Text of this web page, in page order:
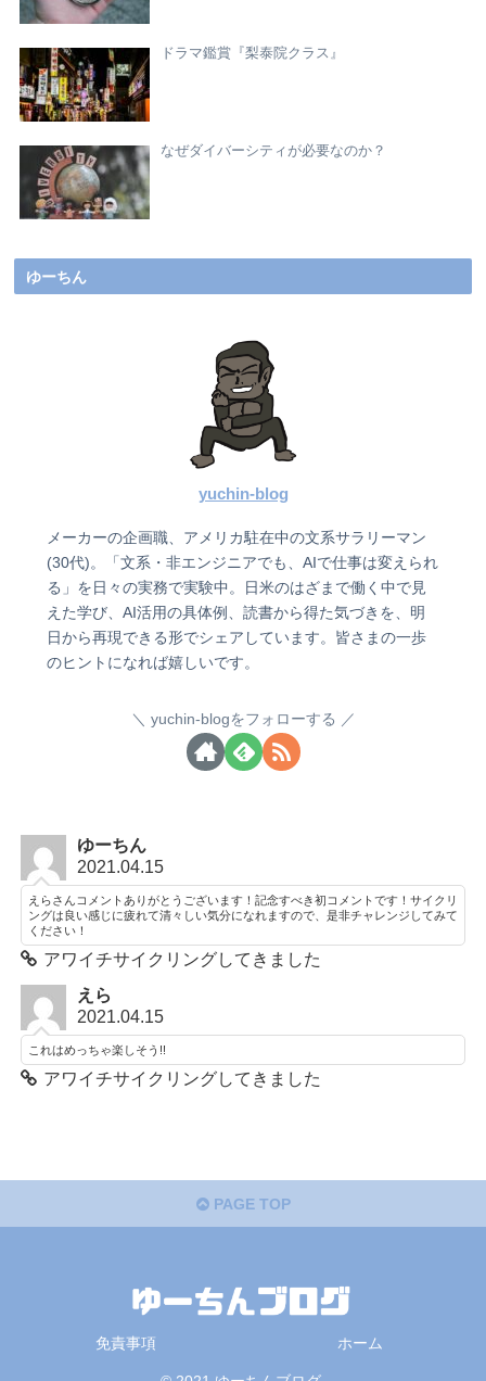
ドラマ鑑賞『梨泰院クラス』
なぜダイバーシティが必要なのか？
ゆーちん
yuchin-blog
メーカーの企画職、アメリカ駐在中の文系サラリーマン
(30代)。「文系・非エンジニアでも、AIで仕事は変えられ
る」を日々の実務で実験中。日米のはざまで働く中で見
えた学び、AI活用の具体例、読書から得た気づきを、明
日から再現できる形でシェアしています。皆さまの一歩
のヒントになれば嬉しいです。
yuchin-blogをフォローする
ゆーちん
2021.04.15
えらさんコメントありがとうございます！記念すべき初コメントです！サイクリ
ングは良い感じに疲れて清々しい気分になれますので、是非チャレンジしてみて
ください！
アワイチサイクリングしてきました
えら
2021.04.15
これはめっちゃ楽しそう!!
アワイチサイクリングしてきました
PAGE TOP
免責事項 ホーム